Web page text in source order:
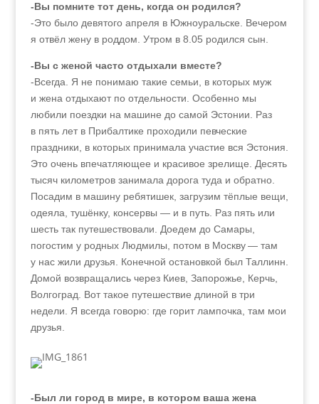
-Вы помните тот день, когда он родился?
-Это было девятого апреля в Южноуральске. Вечером
я отвёл жену в роддом. Утром в 8.05 родился сын.
-Вы с женой часто отдыхали вместе?
-Всегда. Я не понимаю такие семьи, в которых муж
и жена отдыхают по отдельности. Особенно мы
любили поездки на машине до самой Эстонии. Раз
в пять лет в Прибалтике проходили певческие
праздники, в которых принимала участие вся Эстония.
Это очень впечатляющее и красивое зрелище. Десять
тысяч километров занимала дорога туда и обратно.
Посадим в машину ребятишек, загрузим тёплые вещи,
одеяла, тушёнку, консервы — и в путь. Раз пять или
шесть так путешествовали. Доедем до Самары,
погостим у родных Людмилы, потом в Москву — там
у нас жили друзья. Конечной остановкой был Таллинн.
Домой возвращались через Киев, Запорожье, Керчь,
Волгоград. Вот такое путешествие длиной в три
недели. Я всегда говорю: где горит лампочка, там мои
друзья.
-Был ли город в мире, в котором ваша жена